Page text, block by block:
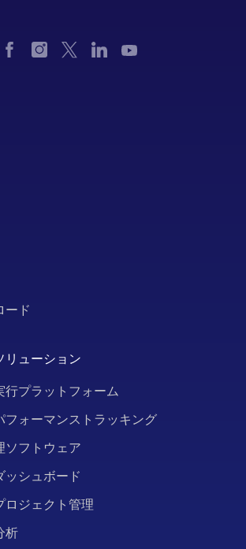
ード
リューション
行プラットフォーム
フォーマンストラッキング
ソフトウェア
ッシュボード
ロジェクト管理
析